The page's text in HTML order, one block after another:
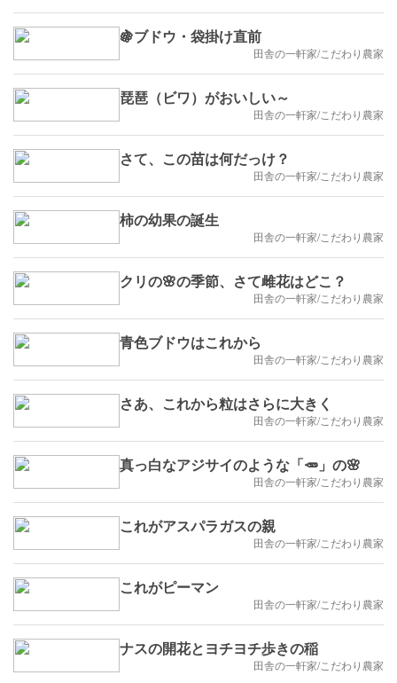
🍇ブドウ・袋掛け直前
田舎の一軒家/こだわり農家
琵琶（ビワ）がおいしい～
田舎の一軒家/こだわり農家
さて、この苗は何だっけ？
田舎の一軒家/こだわり農家
柿の幼果の誕生
田舎の一軒家/こだわり農家
クリの🌸の季節、さて雌花はどこ？
田舎の一軒家/こだわり農家
青色ブドウはこれから
田舎の一軒家/こだわり農家
さあ、これから粒はさらに大きく
田舎の一軒家/こだわり農家
真っ白なアジサイのような「🥕」の🌸
田舎の一軒家/こだわり農家
これがアスパラガスの親
田舎の一軒家/こだわり農家
これがピーマン
田舎の一軒家/こだわり農家
ナスの開花とヨチヨチ歩きの稲
田舎の一軒家/こだわり農家